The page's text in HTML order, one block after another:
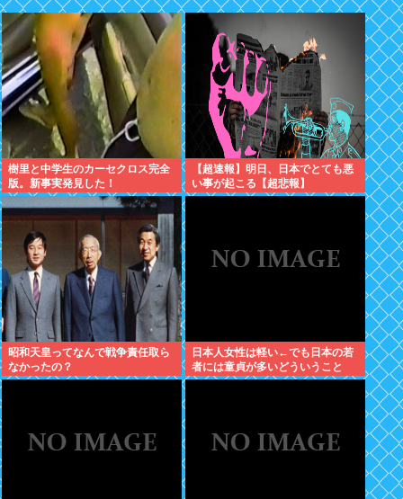
樹里と中学生のカーセクロス完全
版。新事実発見した！
【超速報】明日、日本でとても悪
い事が起こる【超悲報】
昭和天皇ってなんで戦争責任取ら
なかったの？
日本人女性は軽い←でも日本の若
者には童貞が多いどういうこと
や？